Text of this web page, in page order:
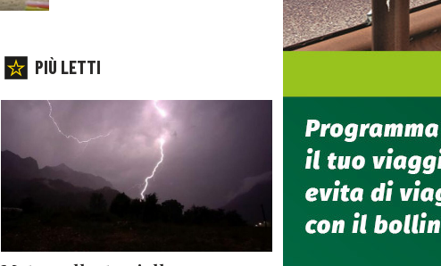
PIÙ LETTI